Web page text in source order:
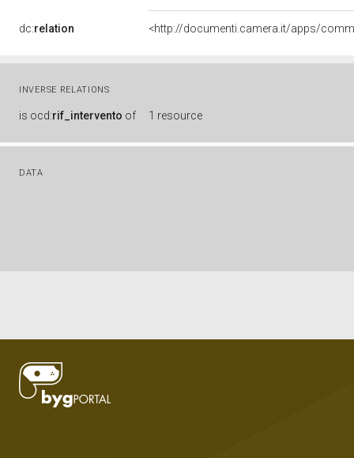
dc:relation
INVERSE RELATIONS
is ocd:rif_intervento of 1 resource
DATA